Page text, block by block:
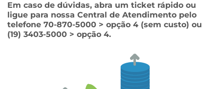
Em caso de dúvidas, abra um ticket rápido ou
ligue para nossa Central de Atendimento pelo
telefone 70-870-5000 > opção 4 (sem custo) ou
(19) 3403-5000 > opção 4.